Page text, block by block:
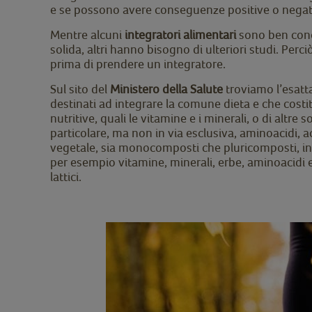
e se possono avere conseguenze positive o
Mentre alcuni integratori alimentari sono ben
solida, altri hanno bisogno di ulteriori studi.
prima di prendere un integratore.
Sul sito del Ministero della Salute troviamo
destinati ad integrare la comune dieta e che
nutritive, quali le vitamine e i minerali, o di altre
particolare, ma non in via esclusiva, aminoacidi,
vegetale, sia monocomposti che pluricomposti,
per esempio vitamine, minerali, erbe,
lattici.